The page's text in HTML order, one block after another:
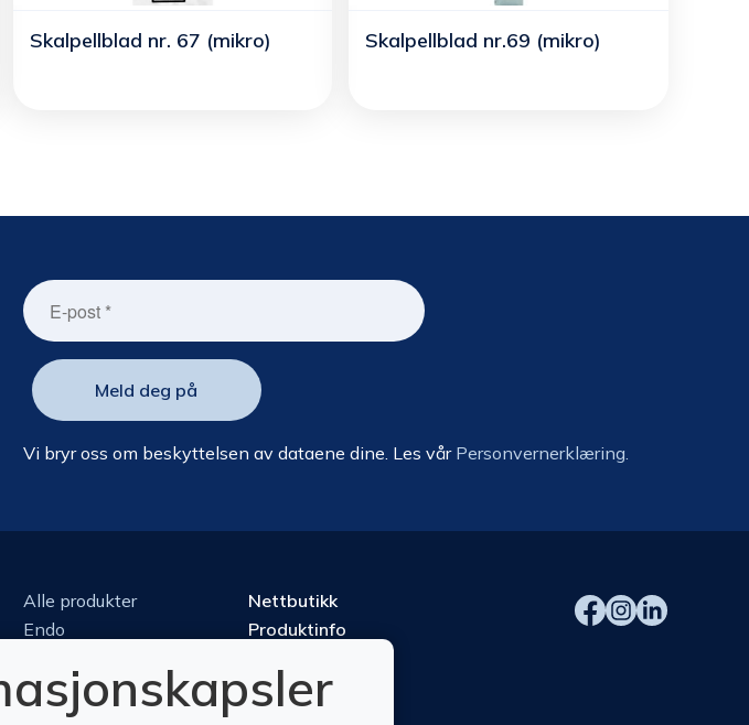
Skalpellblad nr. 67 (mikro) Skalpellblad nr.69 (mikro)
Vi bryr oss om beskyttelsen av dataene dine. Les vår Personvernerklæring.
Alle produkter
Endo
Kjeveortopedi
Konserverende
Nettbutikk
Produktinfo
Om oss